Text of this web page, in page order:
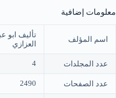
معلومات إضافية
اسم المؤلف
تأليف ابو
العزازي
عدد المجلدات 4
عدد الصفحات 2490